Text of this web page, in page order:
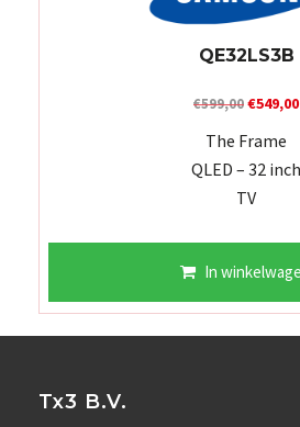
QE32LS3B
€599,00
prijs
was:
€599,00.
€549,00
The Frame
QLED – 32 inch
TV
In
Tx3 B.V.